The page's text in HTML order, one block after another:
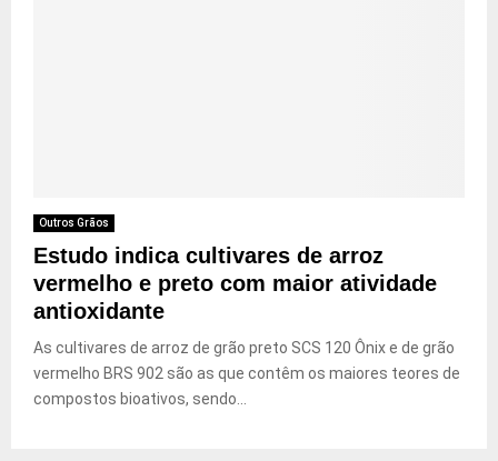
Outros Grãos
Estudo indica cultivares de arroz
vermelho e preto com maior atividade
antioxidante
As cultivares de arroz de grão preto SCS 120 Ônix e de grão
vermelho BRS 902 são as que contêm os maiores teores de
compostos bioativos, sendo...